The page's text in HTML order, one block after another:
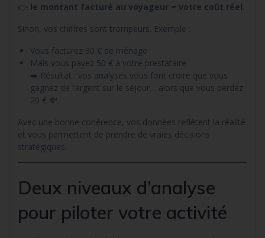
👉 le montant facturé au voyageur = votre coût réel
Sinon, vos chiffres sont trompeurs. Exemple :
Vous facturez 30 € de ménage
Mais vous payez 50 € à votre prestataire
➡️ Résultat : vos analyses vous font croire que vous
gagnez de l’argent sur le séjour… alors que vous perdez
20 € 💸.
Avec une bonne cohérence, vos données reflètent la réalité
et vous permettent de prendre de vraies décisions
stratégiques.
Deux niveaux d’analyse
pour piloter votre activité